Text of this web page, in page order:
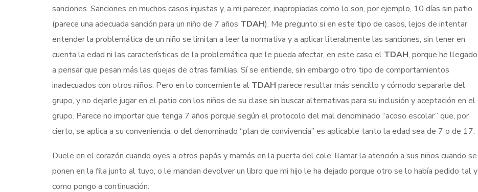
sanciones. Sanciones en muchos casos injustas y, a mi parecer, inapropiadas como lo son, por ejemplo, 10 días sin patio
(parece una adecuada sanción para un niño de 7 años TDAH). Me pregunto si en este tipo de casos, lejos de intentar
entender la problemática de un niño se limitan a leer la normativa y a aplicar literalmente las sanciones, sin tener en
cuenta la edad ni las características de la problemática que le pueda afectar, en este caso el TDAH, porque he llegado
a pensar que pesan más las quejas de otras familias. Sí se entiende, sin embargo otro tipo de comportamientos
inadecuados con otros niños. Pero en lo concerniente al TDAH parece resultar más sencillo y cómodo separarle del
grupo, y no dejarle jugar en el patio con los niños de su clase sin buscar alternativas para su inclusión y aceptación en el
grupo. Parece no importar que tenga 7 años porque según el protocolo del mal denominado “acoso escolar” que, por
cierto, se aplica a su conveniencia, o del denominado “plan de convivencia” es aplicable tanto la edad sea de 7 o de 17.
Duele en el corazón cuando oyes a otros papás y mamás en la puerta del cole, llamar la atención a sus niños cuando se
ponen en la fila junto al tuyo, o le mandan devolver un libro que mi hijo le ha dejado porque otro se lo había pedido tal y
como pongo a continuación: